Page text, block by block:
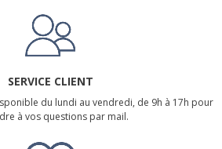
SERVICE CLIENT
du lundi au vendredi, de 9h à 17h pour
à vos questions par mail.